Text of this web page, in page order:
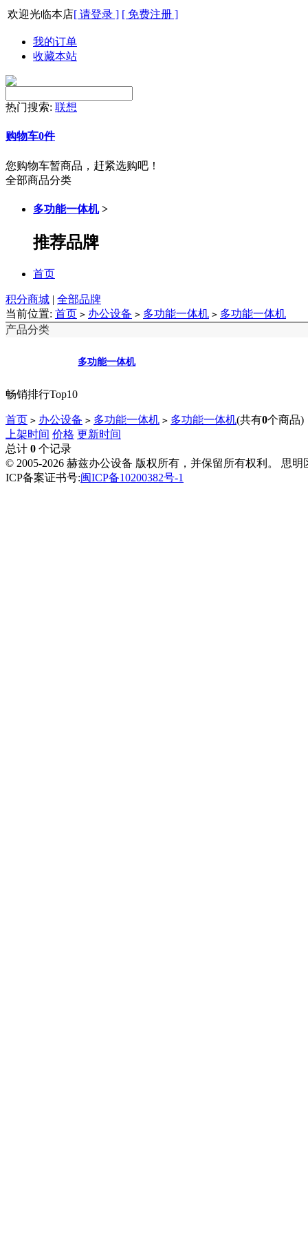
欢迎光临本店[ 请登录 ] [ 免费注册 ]
我的订单
收藏本站
热门搜索: 联想
购物车0件
您购物车暂商品，赶紧选购吧！
全部商品分类
多功能一体机 >
推荐品牌
首页
积分商城 | 全部品牌
当前位置: 首页 > 办公设备 > 多功能一体机 > 多功能一体机
产品分类
多功能一体机
畅销排行Top10
首页 > 办公设备 > 多功能一体机 > 多功能一体机(共有0个商品)
上架时间 价格 更新时间
总计 0 个记录
© 2005-2026 赫兹办公设备 版权所有，并保留所有权利。 思
ICP备案证书号:闽ICP备10200382号-1